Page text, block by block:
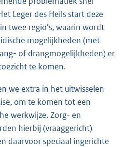
Leger des Heils start deze
twee regio’s, waarin wordt
mogelijkheden (met
of drangmogelijkheden) er
te komen.
we extra in het uitwisselen
om te komen tot een
werkwijze. Zorg- en
hierbij (vraaggericht)
daarvoor speciaal ingerichte